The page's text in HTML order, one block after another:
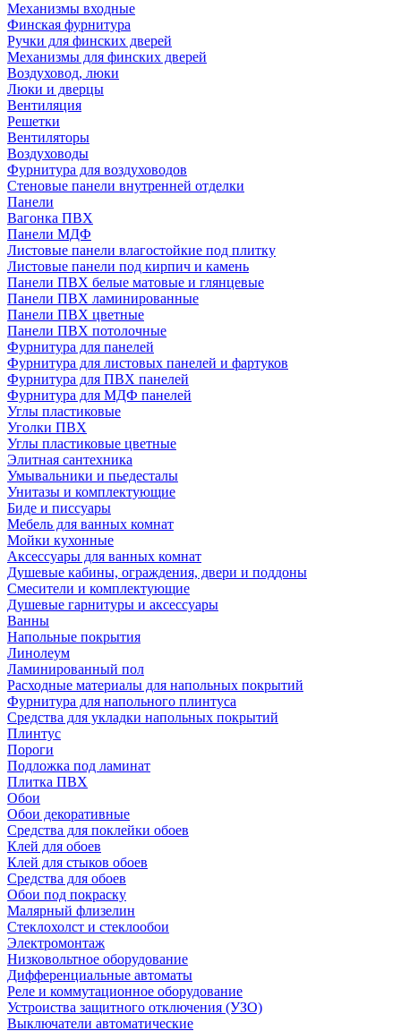
Механизмы входные
Финская фурнитура
Ручки для финских дверей
Механизмы для финских дверей
Воздуховод, люки
Люки и дверцы
Вентиляция
Решетки
Вентиляторы
Воздуховоды
Фурнитура для воздуховодов
Стеновые панели внутренней отделки
Панели
Вагонка ПВХ
Панели МДФ
Листовые панели влагостойкие под плитку
Листовые панели под кирпич и камень
Панели ПВХ белые матовые и глянцевые
Панели ПВХ ламинированные
Панели ПВХ цветные
Панели ПВХ потолочные
Фурнитура для панелей
Фурнитура для листовых панелей и фартуков
Фурнитура для ПВХ панелей
Фурнитура для МДФ панелей
Углы пластиковые
Уголки ПВХ
Углы пластиковые цветные
Элитная сантехника
Умывальники и пьедесталы
Унитазы и комплектующие
Биде и писсуары
Мебель для ванных комнат
Мойки кухонные
Аксессуары для ванных комнат
Душевые кабины, ограждения, двери и поддоны
Смесители и комплектующие
Душевые гарнитуры и аксессуары
Ванны
Напольные покрытия
Линолеум
Ламинированный пол
Расходные материалы для напольных покрытий
Фурнитура для напольного плинтуса
Средства для укладки напольных покрытий
Плинтус
Пороги
Подложка под ламинат
Плитка ПВХ
Обои
Обои декоративные
Средства для поклейки обоев
Клей для обоев
Клей для стыков обоев
Средства для обоев
Обои под покраску
Малярный флизелин
Стеклохолст и стеклообои
Электромонтаж
Низковольтное оборудование
Дифференциальные автоматы
Реле и коммутационное оборудование
Устроиства защитного отключения (УЗО)
Выключатели автоматические